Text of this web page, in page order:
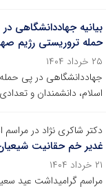
بیانیه جهاددانشگاهی
حمله تروریستی رژیم
۲۵ خرداد ۱۴۰۴
جهاددانشگاهی در پی
اسلام، دانشمندان و
دکتر شاکری نژاد در
غدیر خم حقانیت
۲۱ خرداد ۱۴۰۴
مراسم گرامیداشت عید